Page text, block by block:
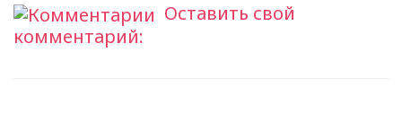
Оставить свой
комментарий: